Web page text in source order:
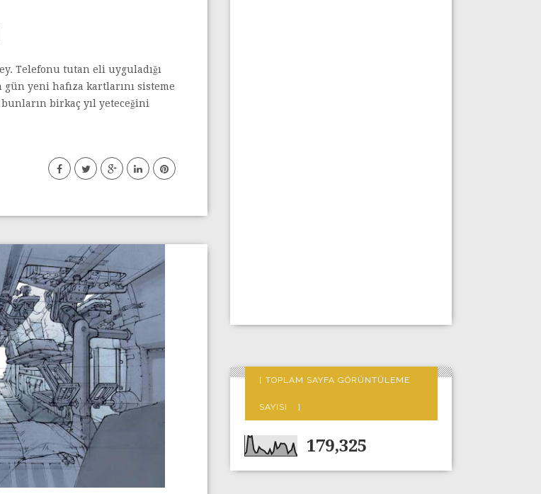
Telefonu tutan eli uyguladığı
gün yeni hafıza kartlarını sisteme
bunların birkaç yıl yeteceğini
TOPLAM SAYFA GÖRÜNTÜLEME
SAYISI
179,325